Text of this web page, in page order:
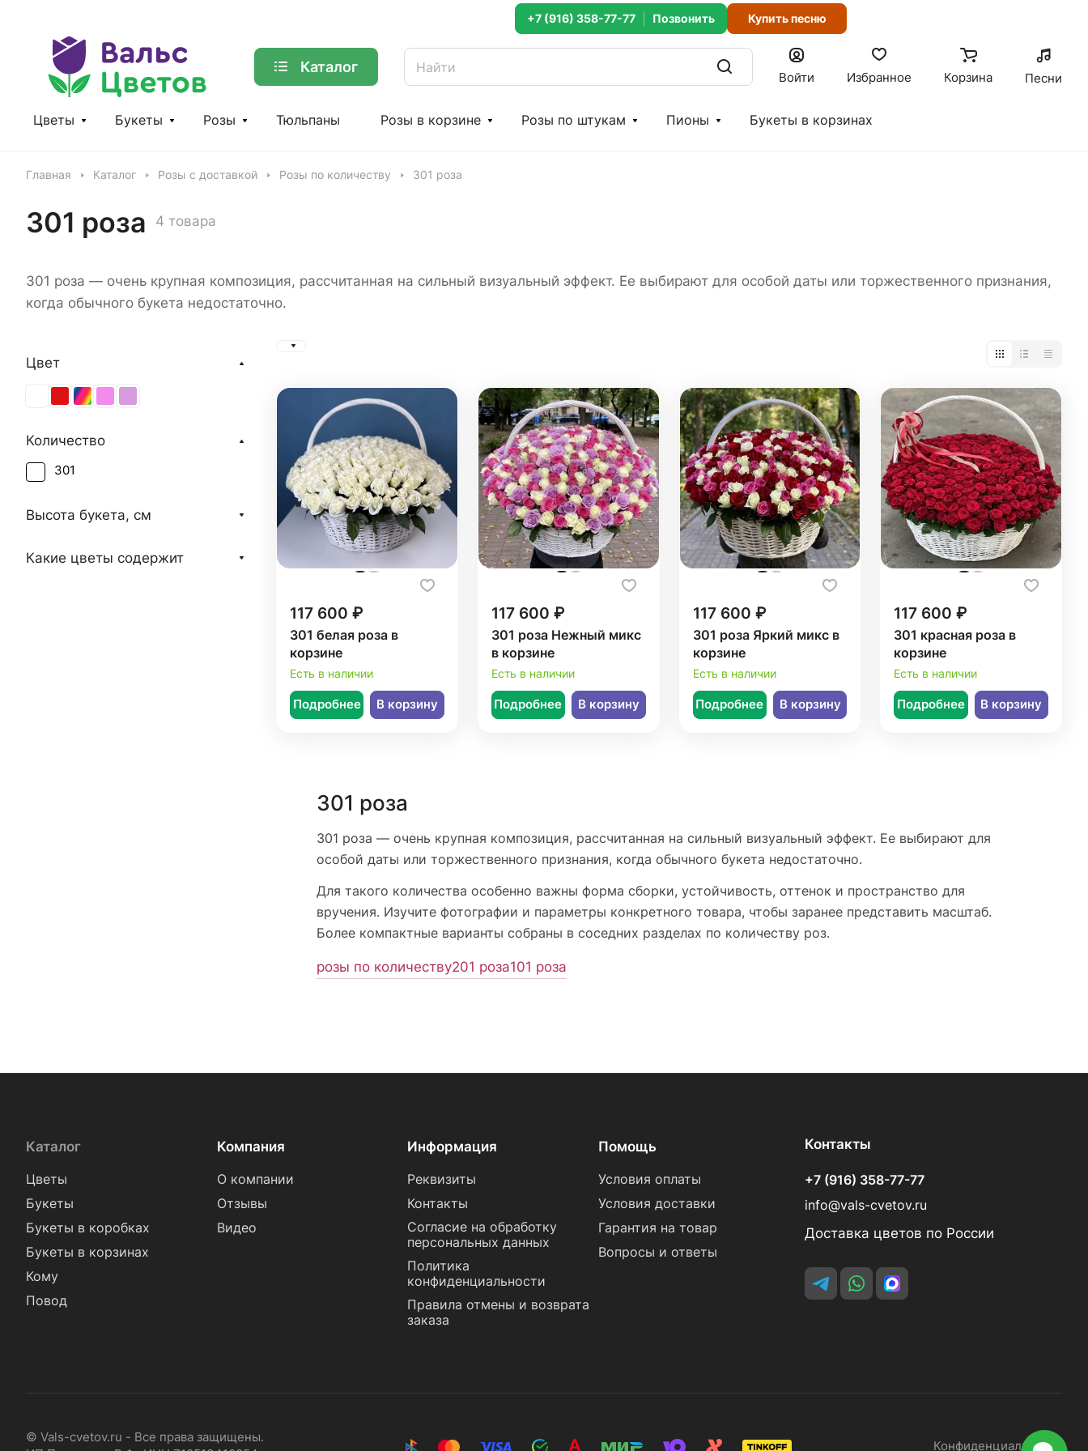
+7 (916) 358-77-77 Купить песню
Каталог
Войти Избранное Корзина Песни
Цветы Букеты Розы Тюльпаны Розы в корзине Розы по штукам Пионы Букеты в корзинах
Главная Каталог Розы с доставкой Розы по количеству 301 роза
301 роза 4 товара
301 роза — очень крупная композиция, рассчитанная на сильный визуальный эффект. Ее выбирают для особой даты или торжественного признания,
когда обычного букета недостаточно.
117 600 ₽
301 белая роза в
корзине
Есть в наличии
Подробнее В корзину
117 600 ₽
301 роза Нежный микс
в корзине
Есть в наличии
Подробнее В корзину
117 600 ₽
301 роза Яркий микс в
корзине
Есть в наличии
Подробнее В корзину
117 600 ₽
301 красная роза в
корзине
Есть в наличии
Подробнее В корзину
301 роза
301 роза — очень крупная композиция, рассчитанная на сильный визуальный эффект. Ее выбирают для
особой даты или торжественного признания, когда обычного букета недостаточно.
Для такого количества особенно важны форма сборки, устойчивость, оттенок и пространство для
вручения. Изучите фотографии и параметры конкретного товара, чтобы заранее представить масштаб.
Более компактные варианты собраны в соседних разделах по количеству роз.
розы по количеству201 роза101 роза
Цвет
Количество
301
Высота букета, см
Какие цветы содержит
Каталог
Цветы
Букеты
Букеты в коробках
Букеты в корзинах
Кому
Повод
Компания
О компании
Отзывы
Видео
Информация
Реквизиты
Контакты
Согласие на обработку
персональных данных
Политика
конфиденциальности
Правила отмены и возврата
заказа
Помощь
Условия оплаты
Условия доставки
Гарантия на товар
Вопросы и ответы
Контакты
+7 (916) 358-77-77
info@vals-cvetov.ru
Доставка цветов по России
© Vals-cvetov.ru - Все права защищены.
Конфиденциальность